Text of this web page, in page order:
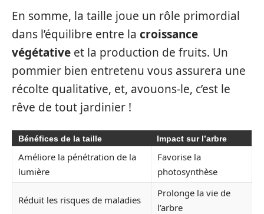
En somme, la taille joue un rôle primordial
dans l’équilibre entre la croissance
végétative et la production de fruits. Un
pommier bien entretenu vous assurera une
récolte qualitative, et, avouons-le, c’est le
rêve de tout jardinier !
Bénéfices de la taille Impact sur l’arbre
Améliore la pénétration de la
lumière
Favorise la
photosynthèse
Réduit les risques de maladies
Prolonge la vie de
l’arbre